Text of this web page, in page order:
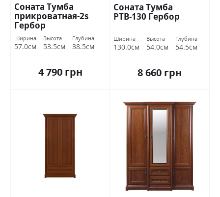
Соната Тумба
прикроватная-2s
Гербор
Ширина
57.0см
Высота
53.5см
Глубина
38.5см
4 790 грн
Соната Тумба
РТВ-130 Гербор
Ширина
130.0см
Высота
54.0см
Глубина
54.5см
8 660 грн